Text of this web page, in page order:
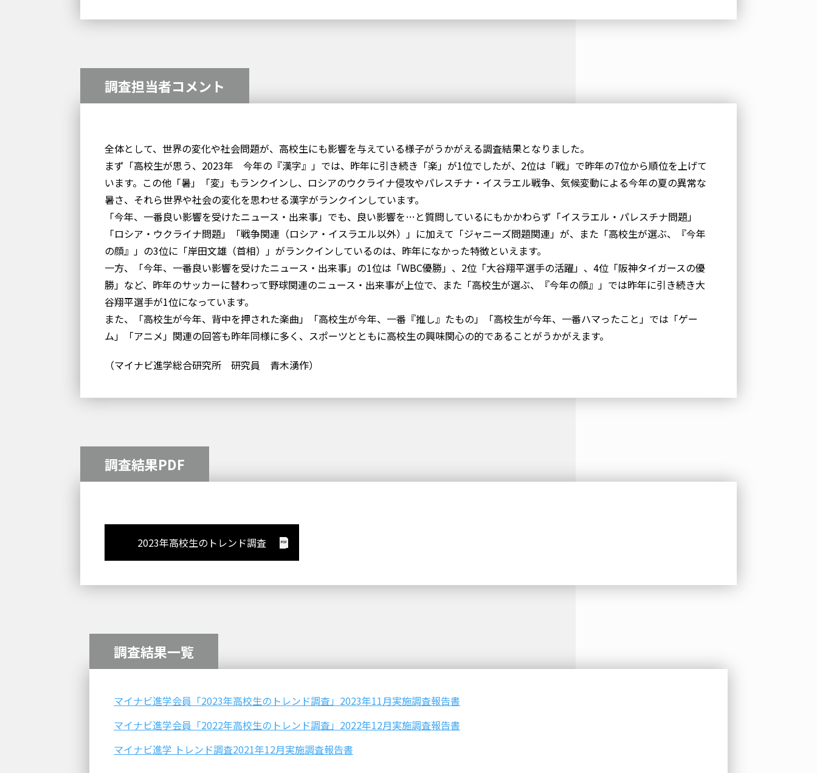
調査担当者コメント
全体として、世界の変化や社会問題が、高校生にも影響を与えている様子がうかがえる調査結果となりました。
まず「高校生が思う、2023年 今年の『漢字』」では、昨年に引き続き「楽」が1位でしたが、2位は「戦」で昨年の7位から順位を上げて
います。この他「暑」「変」もランクインし、ロシアのウクライナ侵攻やパレスチナ・イスラエル戦争、気候変動による今年の夏の異常な
暑さ、それら世界や社会の変化を思わせる漢字がランクインしています。
「今年、一番良い影響を受けたニュース・出来事」でも、良い影響を…と質問しているにもかかわらず「イスラエル・パレスチナ問題」
「ロシア・ウクライナ問題」「戦争関連（ロシア・イスラエル以外）」に加えて「ジャニーズ問題関連」が、また「高校生が選ぶ、『今年
の顔』」の3位に「岸田文雄（首相）」がランクインしているのは、昨年になかった特徴といえます。
一方、「今年、一番良い影響を受けたニュース・出来事」の1位は「WBC優勝」、2位「大谷翔平選手の活躍」、4位「阪神タイガースの優
勝」など、昨年のサッカーに替わって野球関連のニュース・出来事が上位で、また「高校生が選ぶ、『今年の顔』」では昨年に引き続き大
谷翔平選手が1位になっています。
また、「高校生が今年、背中を押された楽曲」「高校生が今年、一番『推し』たもの」「高校生が今年、一番ハマったこと」では「ゲー
ム」「アニメ」関連の回答も昨年同様に多く、スポーツとともに高校生の興味関心の的であることがうかがえます。
（マイナビ進学総合研究所 研究員 青木湧作）
調査結果PDF
2023年高校生のトレンド調査
調査結果一覧
マイナビ進学会員「2023年高校生のトレンド調査」2023年11月実施調査報告書
マイナビ進学会員「2022年高校生のトレンド調査」2022年12月実施調査報告書
マイナビ進学 トレンド調査2021年12月実施調査報告書